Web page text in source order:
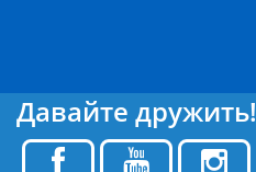
Давайте дружить!